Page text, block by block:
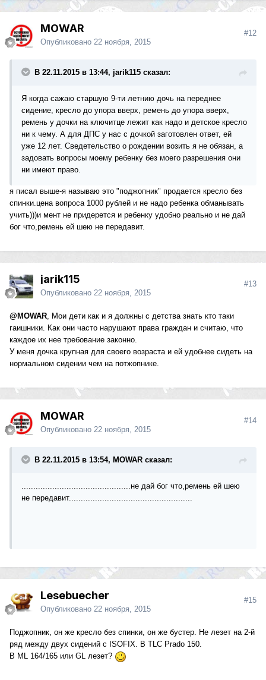
MOWAR
Опубликовано 22 ноября, 2015
#12
В 22.11.2015 в 13:44, jarik115 сказал:
Я когда сажаю старшую 9-ти летнию дочь на переднее
сидение, кресло до упора вверх, ремень до упора вверх,
ремень у дочки на ключитце лежит как надо и детское кресло
ни к чему. А для ДПС у нас с дочкой заготовлен ответ, ей
уже 12 лет. Сведетельство о рождении возить я не обязан, а
задовать вопросы моему ребенку без моего разрешения они
ни имеют право.
я писал выше-я называю это "поджопник" продается кресло без
спинки.цена вопроса 1000 рублей и не надо ребенка обманывать
учить)))и мент не придерется и ребенку удобно реально и не дай
бог что,ремень ей шею не передавит.
jarik115
Опубликовано 22 ноября, 2015
#13
@MOWAR, Мои дети как и я должны с детства знать кто таки
гаишники. Как они часто нарушают права граждан и считаю, что
каждое их нее требование законно.
У меня дочка крупная для своего возраста и ей удобнее сидеть на
нормальном сидении чем на потжопнике.
MOWAR
Опубликовано 22 ноября, 2015
#14
В 22.11.2015 в 13:54, MOWAR сказал:
..............................................не дай бог что,ремень ей шею
не передавит....................................................
Lesebuecher
Опубликовано 22 ноября, 2015
#15
Поджопник, он же кресло без спинки, он же бустер. Не лезет на 2-й
ряд между двух сидений с ISOFIX. В TLC Prado 150.
В ML 164/165 или GL лезет?